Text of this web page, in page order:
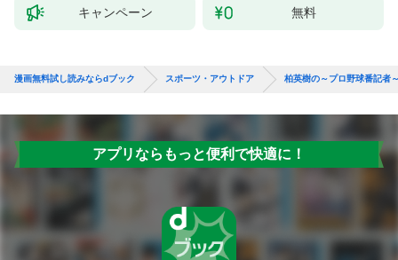
キャンペーン 無料
漫画無料試し読みならdブック スポーツ・アウトドア 柏英樹の～プロ野球番記者
アプリならもっと便利で快適に！